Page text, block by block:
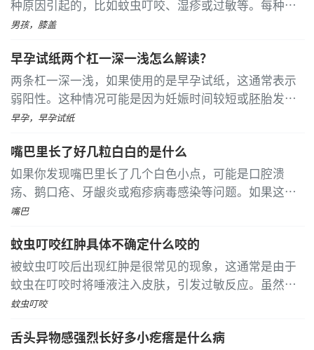
牙髓，之后再利用树脂材料填补缺口；如果损伤非常严
重，则可能需要做牙冠延长手术。
牙结石主要是指矿化的牙菌斑沉积于牙齿表面，尤
其是在下前牙舌侧和上颌磨牙颊侧较为多见。这些黑色
沉积物不仅影响美观，还可能压迫牙龈引起出血及口
臭。要清除牙结石，需要通过专业的超声波洁治术，并
结合使用氯己定含漱液以控制菌斑生长。平时也应该养
成良好的口腔卫生习惯，比如每天早晚使用巴氏刷牙法
彻底清洁牙齿各个面，并定期使用牙线清理难以触及的
地方。
一次全面的口腔健康检查，并接受专业洁牙服务，以便
尽早发现并处理潜在问题。对于那些已经形成了黑洞样
缺损的情况，则应根据具体情况选择合适的治疗方法，
防止病情进一步恶化而影响到牙髓组织。对于适龄儿童
坏。
种原因引起的，比如蚊虫叮咬、湿疹或过敏等。每种情
况都有特定的处理方式，因此建议及时带孩子去看医
叮咬比较常见...[详细]
男孩，膝盖
早孕试纸两个杠一深一浅怎么解读？
两条杠一深一浅，如果使用的是早孕试纸，这通常表示
弱阳性。这种情况可能是因为妊娠时间较短或胚胎发育
不良，也可能是检测不准确导致的假阳性。若使用排卵
早孕，早孕试纸
嘴巴里长了好几粒白白的是什么
如果你发现嘴巴里长了几个白色小点，可能是口腔溃
疡、鹅口疮、牙龈炎或疱疹病毒感染等问题。如果这些
白点持续存在或伴有其他不适症状，最好尽快就医以获
创伤后，表现为白色斑块状隆起，伴有疼痛和灼热感
[详细]
嘴巴
蚊虫叮咬红肿具体不确定什么咬的
被蚊虫叮咬后出现红肿是很常见的现象，这通常是由于
蚊虫在叮咬时将唾液注入皮肤，引发过敏反应。虽然具
体是哪种蚊虫叮咬的可能不容易确定，但常见的叮咬者
蚊虫叮咬
舌头异物感强烈长好多小疙瘩是什么病